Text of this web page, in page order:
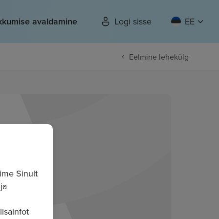
avaldamine Logi sisse EE
Eelmine lehekülg
Sinult